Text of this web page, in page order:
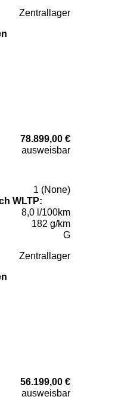
Zentrallager
78.899,00 €
ausweisbar
1 (None)
WLTP:
8,0 l/100km
182 g/km
G
Zentrallager
56.199,00 €
ausweisbar